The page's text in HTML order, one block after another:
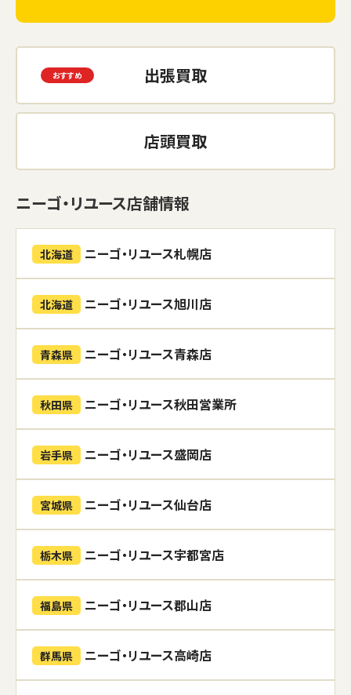
出張買取
店頭買取
ニーゴ・リユース店舗情報
北海道 ニーゴ・リユース札幌店
北海道 ニーゴ・リユース旭川店
青森県 ニーゴ・リユース青森店
秋田県 ニーゴ・リユース秋田営業所
岩手県 ニーゴ・リユース盛岡店
宮城県 ニーゴ・リユース仙台店
栃木県 ニーゴ・リユース宇都宮店
福島県 ニーゴ・リユース郡山店
群馬県 ニーゴ・リユース高崎店